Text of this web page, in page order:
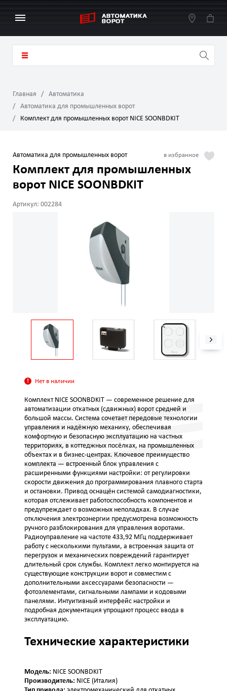
Главная
Автоматика
Автоматика для промышленных ворот
Комплект для промышленных ворот NICE SOONBDKIT
Автоматика для промышленных ворот
Комплект для промышленных
ворот NICE SOONBDKIT
Артикул: 002284
Нет в наличии
Комплект NICE SOONBDKIT — современное решение для
автоматизации откатных (сдвижных) ворот средней и
большой массы. Система сочетает передовые технологии
управления и надёжную механику, обеспечивая
комфортную и безопасную эксплуатацию на частных
территориях, в коттеджных посёлках, на промышленных
объектах и в бизнес‑центрах. Ключевое преимущество
комплекта — встроенный блок управления с
расширенными функциями настройки: от регулировки
скорости движения до программирования плавного старта
и остановки. Привод оснащён системой самодиагностики,
которая отслеживает работоспособность компонентов и
предупреждает о возможных неполадках. В случае
отключения электроэнергии предусмотрена возможность
ручного разблокирования для управления воротами.
Радиоуправление на частоте 433,92 МГц поддерживает
работу с несколькими пультами, а встроенная защита от
перегрузок и механических повреждений гарантирует
длительный срок службы. Комплект легко монтируется на
существующие конструкции ворот и совместим с
дополнительными аксессуарами безопасности —
фотоэлементами, сигнальными лампами и кодовыми
панелями. Интуитивный интерфейс настройки и
подробная документация упрощают процесс ввода в
эксплуатацию.
Технические характеристики
Модель: NICE SOONBDKIT
Производитель: NICE (Италия)